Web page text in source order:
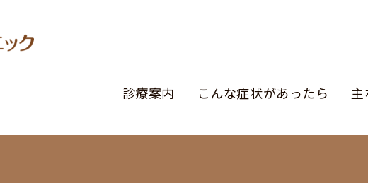
診療案内 こんな症状があったら